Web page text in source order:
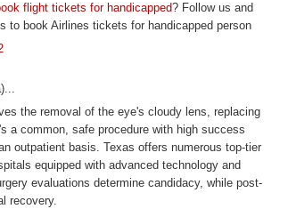
flight tickets for handicapped? Follow us and
to book Airlines tickets for handicapped person
the removal of the eye's cloudy lens, replacing
a common, safe procedure with high success
outpatient basis. Texas offers numerous top-tier
equipped with advanced technology and
evaluations determine candidacy, while post-
recovery.